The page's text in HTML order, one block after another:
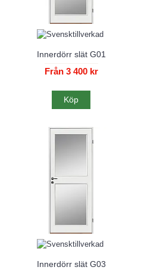
Innerdörr slät G01
Från 3 400 kr
Köp
Innerdörr slät G03